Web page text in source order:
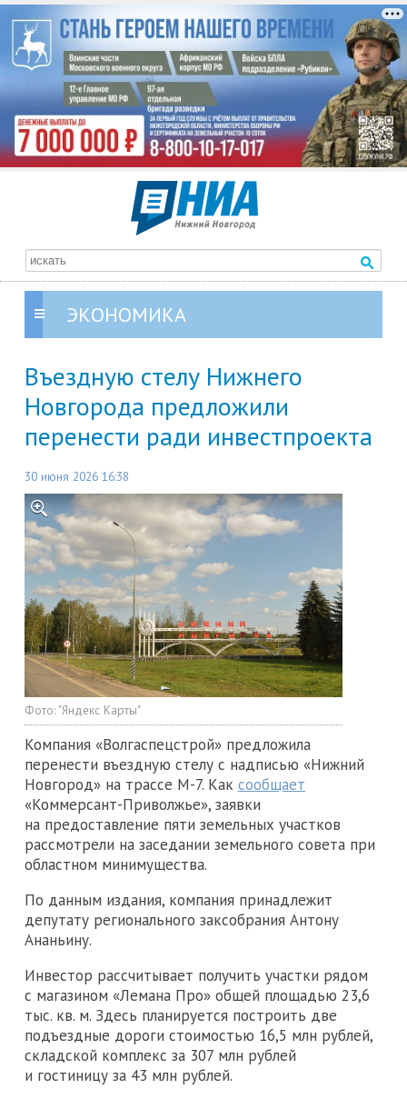
ЭКОНОМИКА
Въездную стелу Нижнего
Новгорода предложили
перенести ради инвестпроекта
30 июня 2026 16:38
Фото: "Яндекс Карты"
Компания «Волгаспецстрой» предложила
перенести въездную стелу с надписью «Нижний
Новгород» на трассе М-7. Как сообщает
«Коммерсант-Приволжье», заявки
на предоставление пяти земельных участков
рассмотрели на заседании земельного совета при
областном минимущества.
По данным издания, компания принадлежит
депутату регионального заксобрания Антону
Ананьину.
Инвестор рассчитывает получить участки рядом
с магазином «Лемана Про» общей площадью 23,6
тыс. кв. м. Здесь планируется построить две
подъездные дороги стоимостью 16,5 млн рублей,
складской комплекс за 307 млн рублей
и гостиницу за 43 млн рублей.